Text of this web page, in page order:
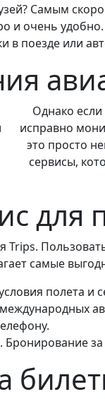
Самым
и очень
в поезде или
Однако
исправно
это просто
сервисы,
для
самые
полета и